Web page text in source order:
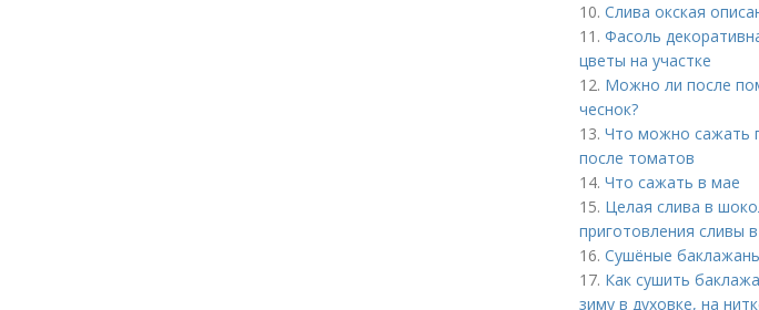
10. Слива окская
11. Фасоль
цветы на участке
12. Можно ли после
чеснок?
13. Что можно сажать
после томатов
14. Что сажать в мае
15. Целая слива в
приготовления сливы
16. Сушёные
17. Как сушить
зиму в духовке, на